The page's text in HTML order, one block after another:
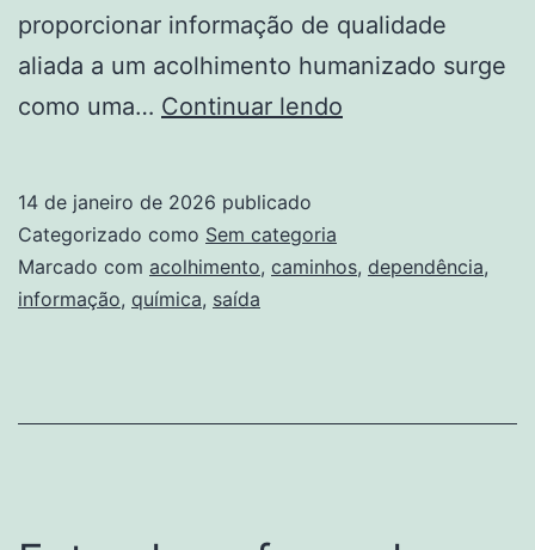
proporcionar informação de qualidade
aliada a um acolhimento humanizado surge
como uma… Continuar lendo
Acolhimento
Saída
14 de janeiro de 2026 publicado
Categorizado como Sem categoria
Marcado com acolhimento, caminhos, dependência,
informação, química, saída